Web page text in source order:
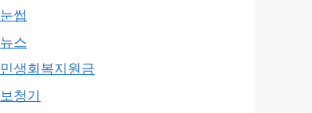
눈썹
뉴스
민생회복지원금
보청기